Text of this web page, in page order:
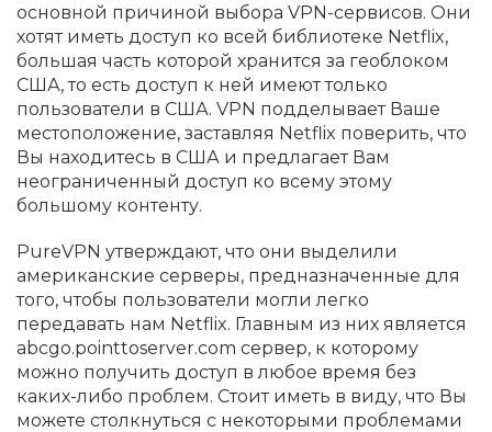
основной причиной выбора VPN-сервисов. Они
хотят иметь доступ ко всей библиотеке Netflix,
большая часть которой хранится за геоблоком
США, то есть доступ к ней имеют только
пользователи в США. VPN подделывает Ваше
местоположение, заставляя Netflix поверить, что
Вы находитесь в США и предлагает Вам
неограниченный доступ ко всему этому
большому контенту.
PureVPN утверждают, что они выделили
американские серверы, предназначенные для
того, чтобы пользователи могли легко
передавать нам Netflix. Главным из них является
abcgo.pointtoserver.com сервер, к которому
можно получить доступ в любое время без
каких-либо проблем. Стоит иметь в виду, что Вы
можете столкнуться с некоторыми проблемами